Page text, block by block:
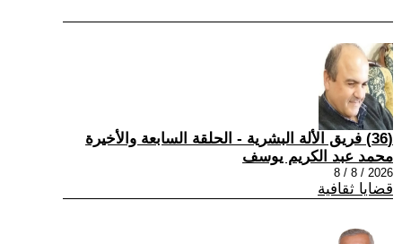
(36) فريق الألة البشرية - الحلقة السابعة والأخيرة
محمد عبد الكريم يوسف
2026 / 8 / 8
قضايا ثقافية